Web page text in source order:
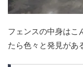
フェンスの中身はこ
たら色々と発見があ